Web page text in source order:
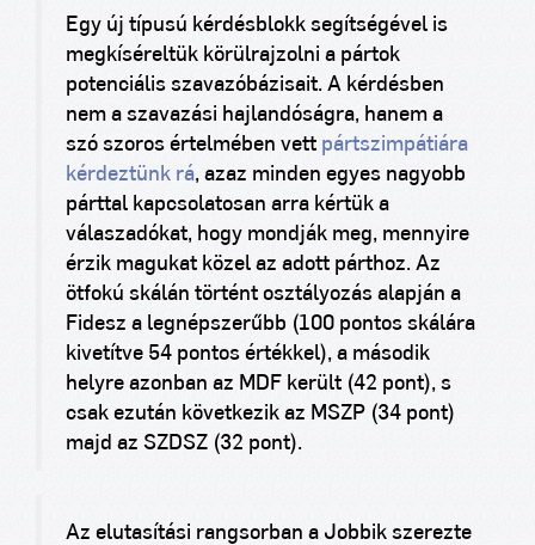
Egy új típusú kérdésblokk segítségével is
megkíséreltük körülrajzolni a pártok
potenciális szavazóbázisait. A kérdésben
nem a szavazási hajlandóságra, hanem a
szó szoros értelmében vett pártszimpátiára
kérdeztünk rá, azaz minden egyes nagyobb
párttal kapcsolatosan arra kértük a
válaszadókat, hogy mondják meg, mennyire
érzik magukat közel az adott párthoz. Az
ötfokú skálán történt osztályozás alapján a
Fidesz a legnépszerűbb (100 pontos skálára
kivetítve 54 pontos értékkel), a második
helyre azonban az MDF került (42 pont), s
csak ezután következik az MSZP (34 pont)
majd az SZDSZ (32 pont).
Az elutasítási rangsorban a Jobbik szerezte